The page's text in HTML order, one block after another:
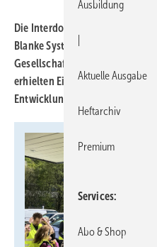
Die Interdomus Cheftage 2026
Blanke Systems in Iserlohn
Gesellschafter, Partner und das
erhielten Einblicke in neue
Entwicklungen.
Ausbildung
Aktuelle Ausgabe
Heftarchiv
Premium
Services
Abo & Shop